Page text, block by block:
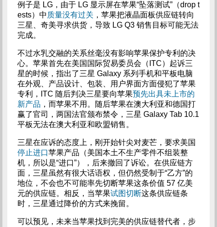
例子是 LG，由于 LG 显示屏在苹果“坠落测试”（drop t
ests）中 质量没有过关 ，苹果把液晶面板供应链转向
三星、奇美寻求供货，导致 LG Q3 销售目标可能无法
完成。
不过水乳交融的关系丝毫没有影响苹果保护专利的决
心。苹果首先在美国国际贸易委员会（ITC）起诉三
星的时候，指出了三星 Galaxy 系列手机和平板电脑
在外观、产品设计、包装、用户界面方面侵犯了苹果
专利，ITC 随后判决三星要向苹果预先出具未上市的
新产品 ，而苹果不用。随后苹果在澳大利亚和德国打
赢了官司，两国法官颁布禁令，三星 Galaxy Tab 10.1
平板无法在澳大利亚和欧盟销售。
三星在应诉的态度上，刚开始针尖对麦芒，要求美国
停止进口苹果产品（美国本土不生产零件不组装整
机，所以是“进口”），后来撤回了诉讼。在供应链方
面，三星虽然有很大话语权，但仍然受制于“乙方”的
地位，不会也不可能率先切断苹果这条价值 57 亿美
元的供应链。相反，当苹果试图切断这条供应链条
时，三星通过降价的方式来挽留。
可以预见，未来当苹果找到完美的供应链替代者，步